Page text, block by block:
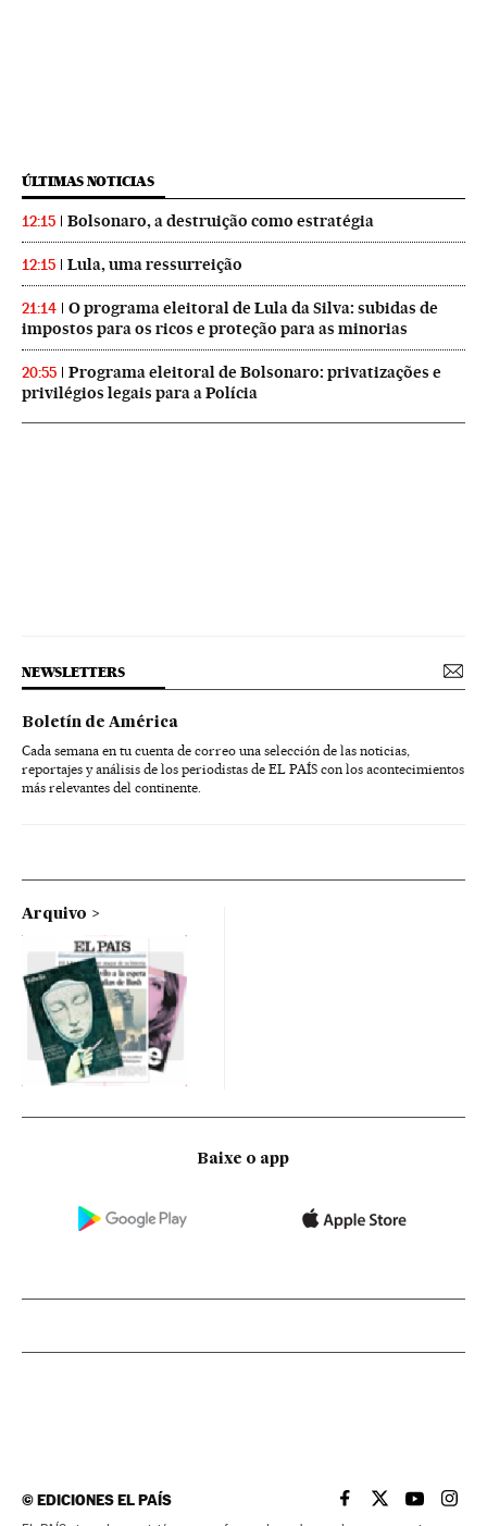
ÚLTIMAS NOTICIAS
12:15 Bolsonaro, a destruição como estratégia
12:15 Lula, uma ressurreição
21:14
O programa eleitoral de Lula da Silva: subidas de
impostos para os ricos e proteção para as minorias
20:55
Programa eleitoral de Bolsonaro: privatizações e
privilégios legais para a Polícia
NEWSLETTERS
Boletín de América
Cada semana en tu cuenta de correo una selección de las noticias,
reportajes y análisis de los periodistas de EL PAÍS con los acontecimientos
más relevantes del continente.
Arquivo
Baixe o app
©EDICIONES EL PAÍS EL PAÍS BRASIL EN
EL PAÍSEL PAÍS
EL